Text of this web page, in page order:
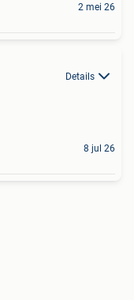
2 mei 26
Details
8 jul 26